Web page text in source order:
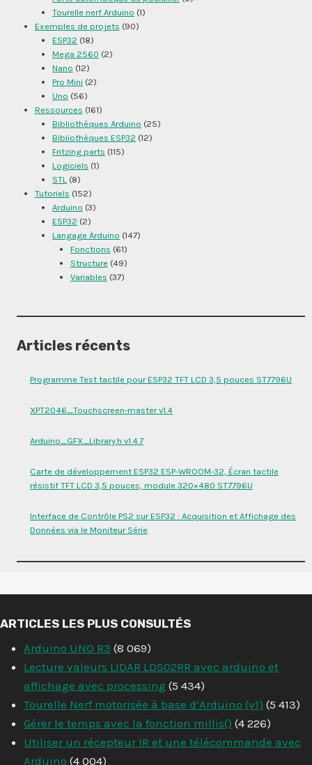
Tourelle nerf Arduino (1)
Exemples de projets (90)
ESP32 (18)
Mega 2560 (2)
Nano (12)
Pro Mini (2)
Uno (56)
Ressources (161)
Bibliothèques Arduino (25)
Bibliothèques ESP32 (12)
Fritzing parts (115)
Logiciels (1)
STL (8)
Tutoriels (152)
Arduino (3)
ESP32 (2)
Langage Arduino (147)
Fonctions (61)
Structure(49)
Variables (37)
Articles récents
Programme Test tactile pour ESP32 TFT LCD 3,5 pouces ST7796U
XPT2046_Touchscreen-master v1.4
Arduino_GFX_Library.h v1.4.7
Carte de développement ESP32 ESP-WROOM-32, Écran tactile
résistif TFT LCD 3,5 pouces, module 320×480 ST7796U
Interface de Contrôle PS2 sur ESP32 : Acquisition et Affichage des
Données via le Moniteur Série
ARTICLES LES PLUS CONSULTÉS
Arduino UNO R3 (8 069)
Lecture valeurs LIDAR LDS02RR avec arduino et
affichage avec processing (5 434)
Tourelle Nerf motorisée à base d’Arduino (v1) (5 413)
Gérer le temps avec la fonction millis() (4 226)
Utiliser un récepteur IR et une télécommande avec
Arduino (4 004)